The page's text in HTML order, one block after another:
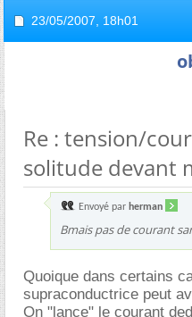
23/05/2007, 18h01
Re : tension/
solitude devant
Envoyé par herman
Bmais pas de courant
Quoique dans certains
supraconductrice peut
On "lance" le courant